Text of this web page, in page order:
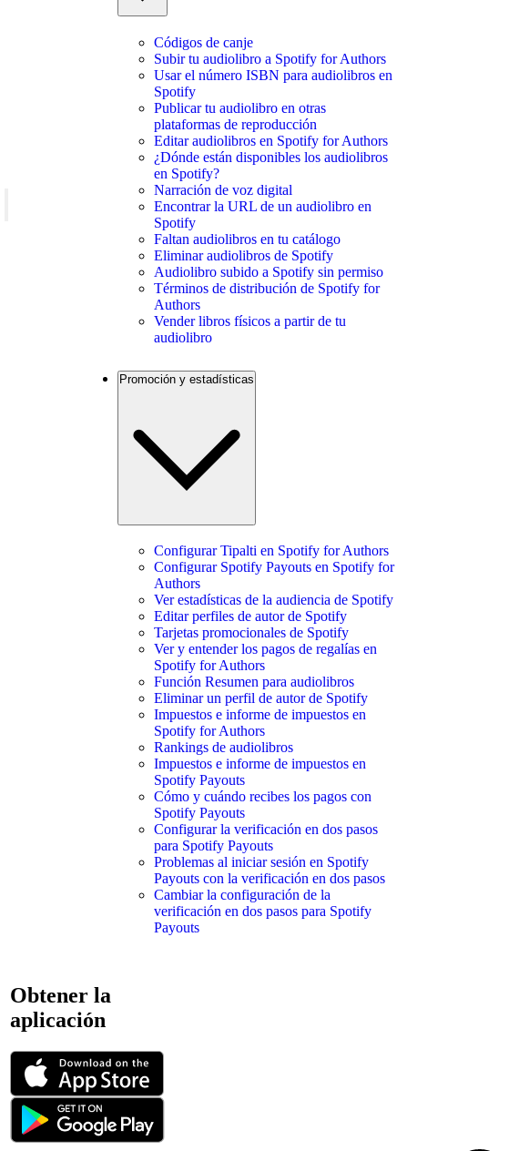
Códigos de canje
Subir tu audiolibro a Spotify for Authors
Usar el número ISBN para audiolibros en
Spotify
Publicar tu audiolibro en otras
plataformas de reproducción
Editar audiolibros en Spotify for Authors
¿Dónde están disponibles los audiolibros
en Spotify?
Narración de voz digital
Encontrar la URL de un audiolibro en
Spotify
Faltan audiolibros en tu catálogo
Eliminar audiolibros de Spotify
Audiolibro subido a Spotify sin permiso
Términos de distribución de Spotify for
Authors
Vender libros físicos a partir de tu
audiolibro
Promoción y estadísticas
Configurar Tipalti en Spotify for Authors
Configurar Spotify Payouts en Spotify for
Authors
Ver estadísticas de la audiencia de Spotify
Editar perfiles de autor de Spotify
Tarjetas promocionales de Spotify
Ver y entender los pagos de regalías en
Spotify for Authors
Función Resumen para audiolibros
Eliminar un perfil de autor de Spotify
Impuestos e informe de impuestos en
Spotify for Authors
Rankings de audiolibros
Impuestos e informe de impuestos en
Spotify Payouts
Cómo y cuándo recibes los pagos con
Spotify Payouts
Configurar la verificación en dos pasos
para Spotify Payouts
Problemas al iniciar sesión en Spotify
Payouts con la verificación en dos pasos
Cambiar la configuración de la
verificación en dos pasos para Spotify
Payouts
Obtener la
aplicación